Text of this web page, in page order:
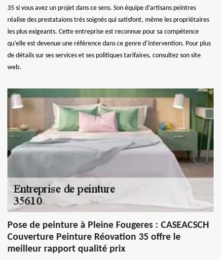
35 si vous avez un projet dans ce sens. Son équipe d’artisans peintres
réalise des prestataions très soignés qui satisfont, même les propriétaires
les plus exigeants. Cette entreprise est reconnue pour sa compétence
qu’elle est devenue une référence dans ce genre d’intervention. Pour plus
de détails sur ses services et ses politiques tarifaires, consultez son site
web.
Pose de peinture à Pleine Fougeres : CASEACSCH
Couverture Peinture Réovation 35 offre le
meilleur rapport qualité prix